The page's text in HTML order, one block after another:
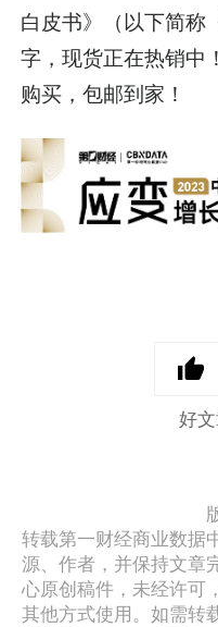
白皮书》（以下简称
字，现货正在热销中
购买，包邮到家！
好
转载第一财经商业数据
源、作者，并保持文章
心原创稿件，未经许可
其他方式使用。如需转